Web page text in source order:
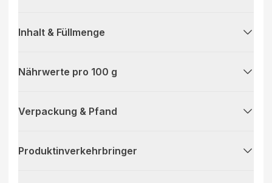
Inhalt & Füllmenge
Nährwerte pro 100 g
Verpackung & Pfand
Produktinverkehrbringer